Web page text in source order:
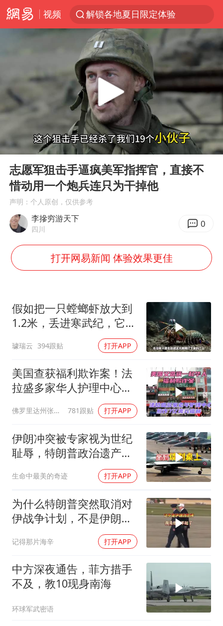
视频
解锁各地夏日限定体验
四川宜宾市珙县发生3.4级地震
台风白海豚闭眼浙江上海处于危险半圆
白海豚将正面袭击贯穿浙江
香港宏福苑火灾或由烟头引起
中国父女泰国骑摩托车坠崖1死1伤
浙江台州《告全体市民书》
网约车司机充电时猝死保险拒赔
周末打虎 宋致远被查
郑丽文：台湾从来没有“独立”过
刘浩存百花奖开幕式红裙起舞
女子网购名牌包发现是自己丢的那只
女儿为争财产堵门阻挠父亲出殡
戚薇谈把脸交给AI
多个明星演唱会取消
习近平心系体育强国建设
Play
00:00 03:02
志愿军狙击手逼疯美军指挥官，直接不
惜动用一个炮兵连只为干掉他
声明：个人原创，仅供参考
李摻穷游天下
四川 0
打开网易新闻 体验效果更佳
假如把一只螳螂虾放大到
1.2米，丢进寒武纪，它能
璩瑞云 394跟贴 打开APP
美国查获福利欺诈案！法
拉盛多家华人护理中心欺
佛罗里达州张司令 781跟贴 打开APP
伊朗冲突被专家视为世纪
耻辱，特朗普政治遗产遭
生命中最美的奇迹 打开APP
为什么特朗普突然取消对
伊战争计划，不是伊朗赢
记得那片海辛 打开APP
中方深夜通告，菲方措手
不及，教10现身南海
环球军武密语